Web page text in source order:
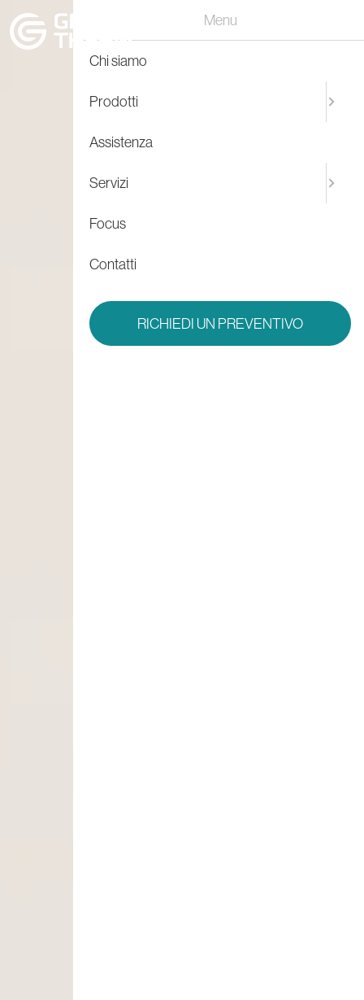
Menu
Chi siamo
Prodotti
Assistenza
Servizi
Focus
Contatti
RICHIEDI UN PREVENTIVO